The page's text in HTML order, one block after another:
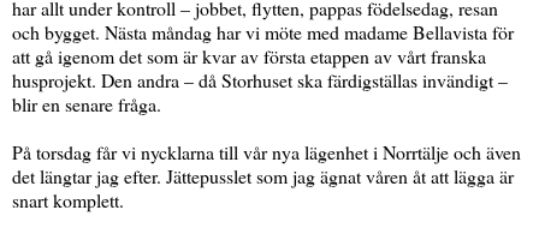
har allt under kontroll – jobbet, flytten, pappas födelsedag, resan
och bygget. Nästa måndag har vi möte med madame Bellavista för
att gå igenom det som är kvar av första etappen av vårt franska
husprojekt. Den andra – då Storhuset ska färdigställas invändigt –
blir en senare fråga.
På torsdag får vi nycklarna till vår nya lägenhet i Norrtälje och även
det längtar jag efter. Jättepusslet som jag ägnat våren åt att lägga är
snart komplett.